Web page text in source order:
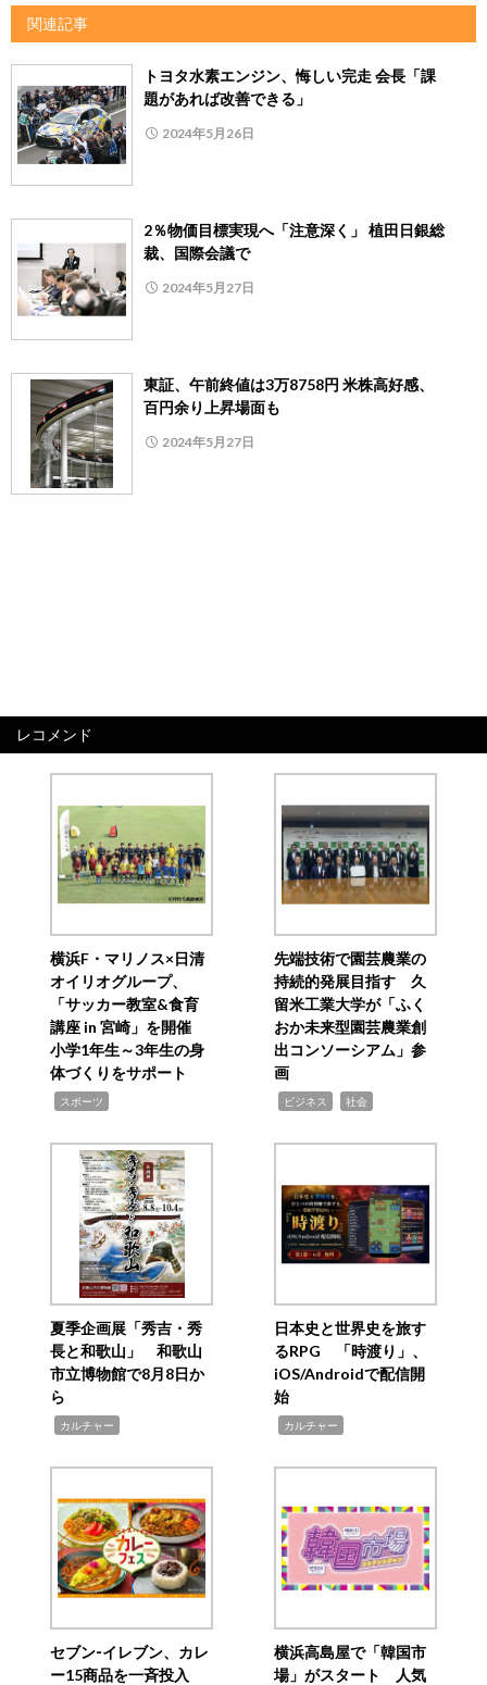
関連記事
トヨタ水素エンジン、悔しい完走 会長「課
題があれば改善できる」
2024年5月26日
2％物価目標実現へ「注意深く」 植田日銀総
裁、国際会議で
2024年5月27日
東証、午前終値は3万8758円 米株高好感、
百円余り上昇場面も
2024年5月27日
レコメンド
横浜F・マリノス×日清
オイリオグループ、
「サッカー教室&食育
講座 in 宮崎」を開催
小学1年生～3年生の身
体づくりをサポート
スポーツ
先端技術で園芸農業の
持続的発展目指す 久
留米工業大学が「ふく
おか未来型園芸農業創
出コンソーシアム」参
画
ビジネス 社会
夏季企画展「秀吉・秀
長と和歌山」 和歌山
市立博物館で8月8日か
ら
カルチャー
日本史と世界史を旅す
るRPG 「時渡り」、
iOS/Androidで配信開
始
カルチャー
セブン‐イレブン、カレ
ー15商品を一斉投入
横浜高島屋で「韓国市
場」がスタート 人気